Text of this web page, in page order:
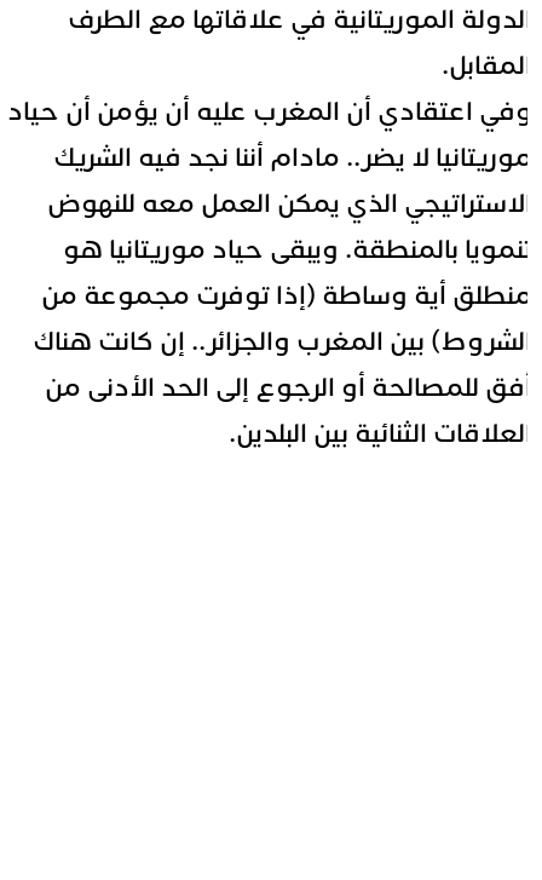
الموريتانية في علاقاتها مع الطرف
اعتقادي أن المغرب عليه أن يؤمن أن حياد
لا يضر.. مادام أننا نجد فيه الشريك
الذي يمكن العمل معه للنهوض
بالمنطقة. ويبقى حياد موريتانيا هو
أية وساطة (إذا توفرت مجموعة من
بين المغرب والجزائر.. إن كانت هناك
للمصالحة أو الرجوع إلى الحد الأدنى من
الثنائية بين البلدين.